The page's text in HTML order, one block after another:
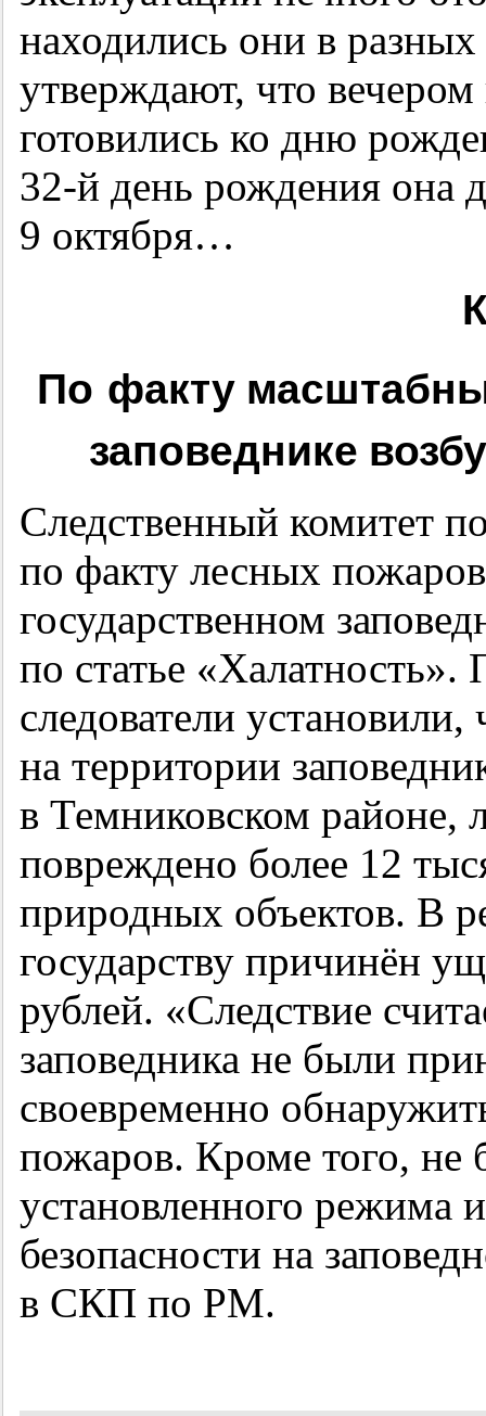
находились они в
утверждают, что
готовились ко дню
32-й день рождения она
9 октября…
По факту
заповеднике
Следственный комитет
по факту лесных
государственном
по статье
следователи
на территории
в Темниковском
повреждено более 12
природных объектов. В
государству причинён
рублей. «Следствие
заповедника не были
своевременно
пожаров. Кроме того, не
установленного режима
безопасности на
в СКП по РМ.